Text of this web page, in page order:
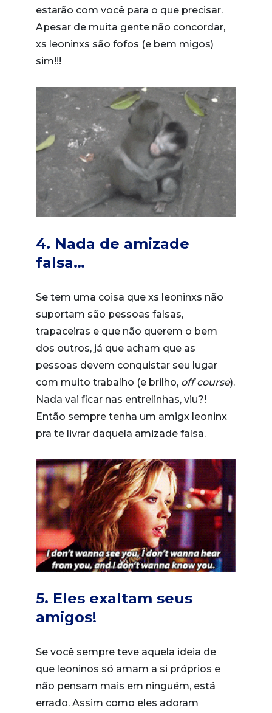
estarão com você para o que precisar.
Apesar de muita gente não concordar,
xs leoninxs são fofos (e bem migos)
sim!!!
4. Nada de amizade
falsa…
Se tem uma coisa que xs leoninxs não
suportam são pessoas falsas,
trapaceiras e que não querem o bem
dos outros, já que acham que as
pessoas devem conquistar seu lugar
com muito trabalho (e brilho, off course).
Nada vai ficar nas entrelinhas, viu?!
Então sempre tenha um amigx leoninx
pra te livrar daquela amizade falsa.
5. Eles exaltam seus
amigos!
Se você sempre teve aquela ideia de
que leoninos só amam a si próprios e
não pensam mais em ninguém, está
errado. Assim como eles adoram